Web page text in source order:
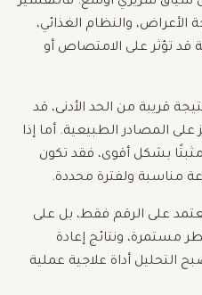
الأعراض، والنظام الغذائي،
قد تؤثر على الامتصاص أو
قريبة من الحد الأدنى، قد
على المصادر الطبيعية. أما إذا
بشكل أقوى، فقد تكون
مناسبة ولفترة محددة.
على الرقم فقط، بل على
مستمرة، ونتائج إعادة
التحليل أداة علاجية عملية